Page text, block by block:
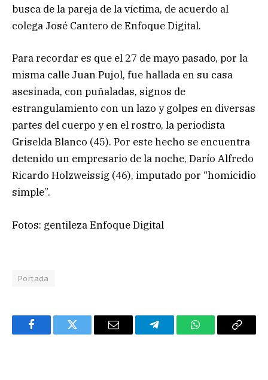
busca de la pareja de la víctima, de acuerdo al
colega José Cantero de Enfoque Digital.
Para recordar es que el 27 de mayo pasado, por la
misma calle Juan Pujol, fue hallada en su casa
asesinada, con puñaladas, signos de
estrangulamiento con un lazo y golpes en diversas
partes del cuerpo y en el rostro, la periodista
Griselda Blanco (45). Por este hecho se encuentra
detenido un empresario de la noche, Darío Alfredo
Ricardo Holzweissig (46), imputado por “homicidio
simple”.
Fotos: gentileza Enfoque Digital
Portada
FacebookTwitter Email TelegramWhatsAppCopy